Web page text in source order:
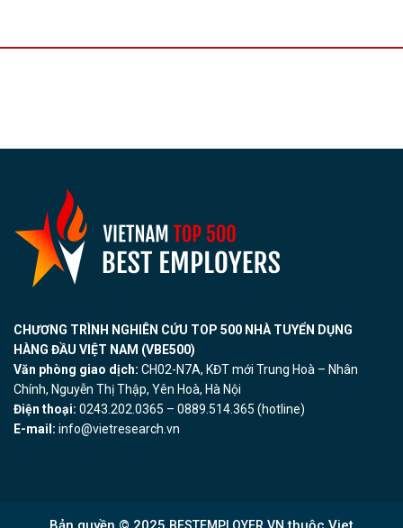
CHƯƠNG TRÌNH NGHIÊN CỨU TOP 500 NHÀ TUYỂN DỤNG
HÀNG ĐẦU VIỆT NAM (VBE500)
Văn phòng giao dịch: CH02-N7A, KĐT mới Trung Hoà – Nhân
Chính, Nguyễn Thị Thập, Yên Hoà, Hà Nội
Điện thoại: 0243.202.0365 – 0889.514.365 (hotline)
E-mail: info@vietresearch.vn
BESTEMPLOYER.VN